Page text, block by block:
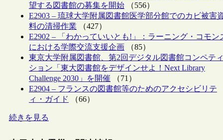
望する図書館の募集を開始 （556）
E2903 – 琉球大学附属図書館医学部分館でのカビ被害
料の清掃作業 （427）
E2902 – 「わかっていいとも!」：ラーニング・コモン
における学際交流支援企画 （85）
東京大学附属図書館、第2回デジタル図書館コンペティ
ション「東大図書館をデザインせよ！Next Library
Challenge 2030」を開催 （71）
E2904 – フランスの図書館等のためのアクセシビリテ
ィ・ガイド
（66）
続きを見る